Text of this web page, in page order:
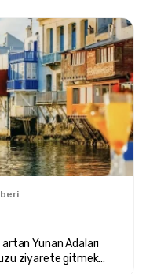
Yunan Adaları
ziyarete gitmek